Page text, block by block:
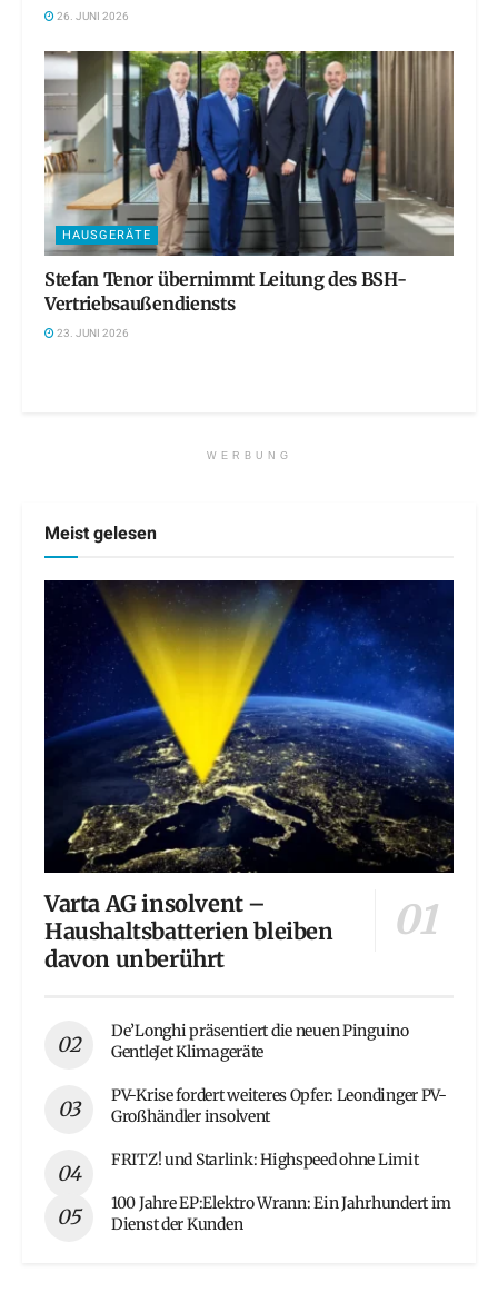
26. JUNI 2026
HAUSGERÄTE
Stefan Tenor übernimmt Leitung des BSH-
Vertriebsaußendiensts
23. JUNI 2026
WERBUNG
Meist gelesen
Varta AG insolvent –
Haushaltsbatterien bleiben
davon unberührt
De’Longhi präsentiert die neuen Pinguino
GentleJet Klimageräte
PV-Krise fordert weiteres Opfer: Leondinger PV-
Großhändler insolvent
FRITZ! und Starlink: Highspeed ohne Limit
100 Jahre EP:Elektro Wrann: Ein Jahrhundert im
Dienst der Kunden